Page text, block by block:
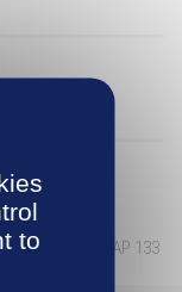
PARCELLE – AP 133
to